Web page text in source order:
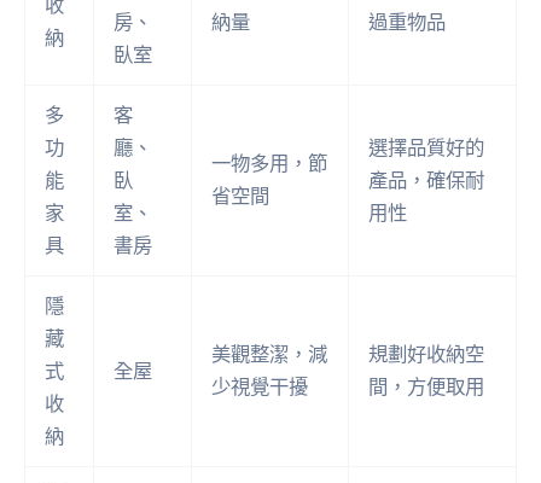
收
納
房、
臥室
納量
過重物品
多
功
能
家
具
客
廳、
臥
室、
書房
一物多用，節
省空間
選擇品質好的
產品，確保耐
用性
隱
藏
式
收
納
全屋
美觀整潔，減
少視覺干擾
規劃好收納空
間，方便取用